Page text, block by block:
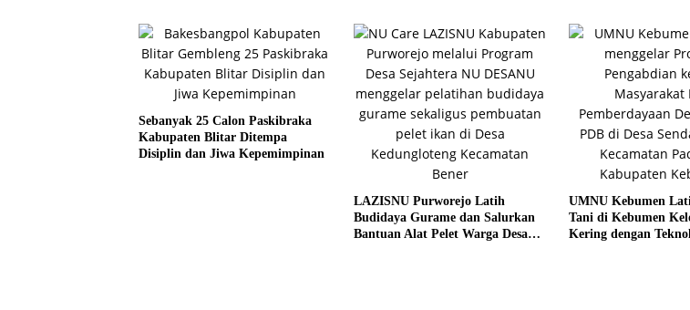
Sebanyak 25 Calon Paskibraka
Kabupaten Blitar Ditempa
Disiplin dan Jiwa Kepemimpinan
LAZISNU Purworejo Latih
Budidaya Gurame dan Salurkan
Bantuan Alat Pelet Warga Desa
UMNU Kebumen
Tani di Kebumen
Kering dengan